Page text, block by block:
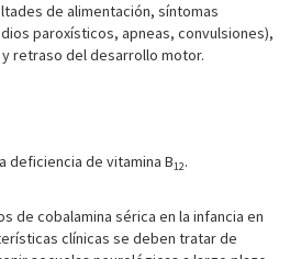
de alimentación, síntomas
paroxísticos, apneas, convulsiones),
retraso del desarrollo motor.
deficiencia de vitamina B12.
de cobalamina sérica en la infancia en
clínicas se deben tratar de